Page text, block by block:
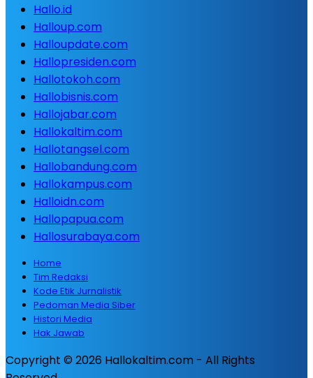
Hallo.id
Halloup.com
Halloupdate.com
Hallopresiden.com
Hallotokoh.com
Hallobisnis.com
Hallojabar.com
Hallokaltim.com
Hallotangsel.com
Hallobandung.com
Hallokampus.com
Halloidn.com
Hallopapua.com
Hallosurabaya.com
Home
Tim Redaksi
Kode Etik Jurnalistik
Pedoman Media Siber
Histori Media
Hak Jawab
Copyright © 2026 Hallokaltim.com - All Rights